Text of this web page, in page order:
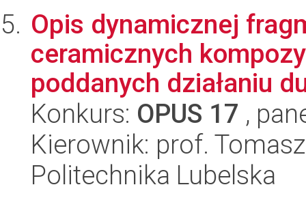
Opis dynamicznej
ceramicznych
poddanych działaniu
Konkurs: OPUS 17 ,
Kierownik: prof.
Politechnika Lubelska